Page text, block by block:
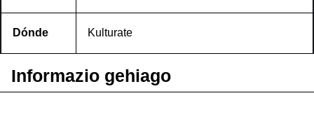
Dónde Kulturate
Informazio gehiago